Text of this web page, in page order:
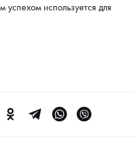
успехом используется для
выполнен в
полотен можно с помощью
систему пошаговой
В комплекте уже
ключ.